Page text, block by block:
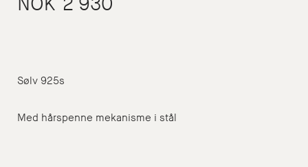
Sølv 925s
Med hårspenne mekanisme i stål